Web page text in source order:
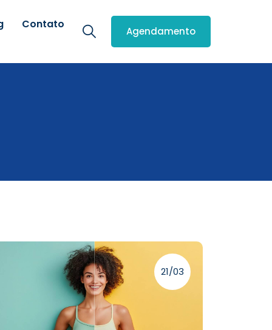
Contato
Agendamento
21/03